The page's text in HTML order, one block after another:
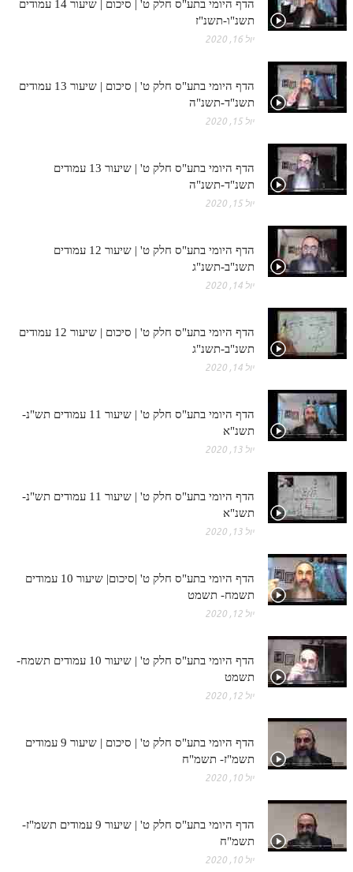
הדף היומי בתע"ס חלק ט' | סיכום | שיעור 14 עמודים
תשנ"ו-תשנ"ז
יול 16, 2020
הדף היומי בתע"ס חלק ט' | סיכום | שיעור 13 עמודים
תשנ"ד-תשנ"ה
יול 15, 2020
הדף היומי בתע"ס חלק ט' | שיעור 13 עמודים
תשנ"ד-תשנ"ה
יול 15, 2020
הדף היומי בתע"ס חלק ט' | שיעור 12 עמודים
תשנ"ב-תשנ"ג
יול 14, 2020
הדף היומי בתע"ס חלק ט' | סיכום | שיעור 12 עמודים
תשנ"ב-תשנ"ג
יול 14, 2020
הדף היומי בתע"ס חלק ט' | שיעור 11 עמודים תש"נ-
תשנ"א
יול 13, 2020
הדף היומי בתע"ס חלק ט' | שיעור 11 עמודים תש"נ-
תשנ"א
יול 13, 2020
הדף היומי בתע"ס חלק ט' |סיכום| שיעור 10 עמודים
תשמח- תשמט
יול 12, 2020
הדף היומי בתע"ס חלק ט' | שיעור 10 עמודים תשמח-
תשמט
יול 12, 2020
הדף היומי בתע"ס חלק ט' | סיכום | שיעור 9 עמודים
תשמ"ז- תשמ"ח
יול 10, 2020
הדף היומי בתע"ס חלק ט' | שיעור 9 עמודים תשמ"ז-
תשמ"ח
יול 10, 2020